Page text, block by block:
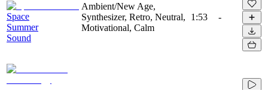
Space
Summer
Sound
Ambient/New Age,
Synthesizer, Retro, Neutral,
Motivational, Calm
1:53 -